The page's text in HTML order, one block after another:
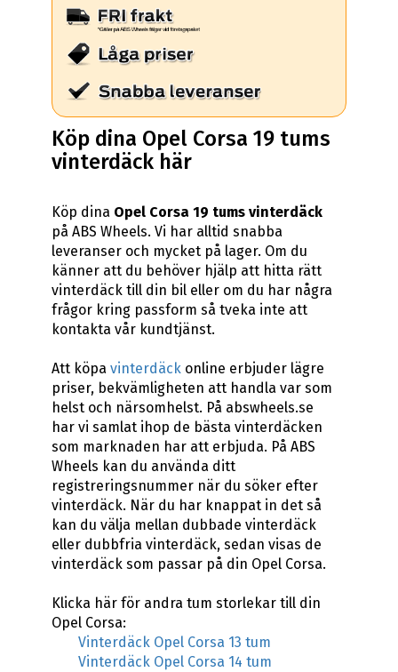
Köp dina Opel Corsa 19 tums
vinterdäck här
Köp dina Opel Corsa 19 tums vinterdäck
på ABS Wheels. Vi har alltid snabba
leveranser och mycket på lager. Om du
känner att du behöver hjälp att hitta rätt
vinterdäck till din bil eller om du har några
frågor kring passform så tveka inte att
kontakta vår kundtjänst.
Att köpavinterdäck online erbjuder lägre
priser, bekvämligheten att handla var som
helst och närsomhelst. På abswheels.se
har vi samlat ihop de bästa vinterdäcken
som marknaden har att erbjuda. På ABS
Wheels kan du använda ditt
registreringsnummer när du söker efter
vinterdäck. När du har knappat in det så
kan du välja mellan dubbade vinterdäck
eller dubbfria vinterdäck, sedan visas de
vinterdäck som passar på din Opel Corsa.
Klicka här för andra tum storlekar till din
Opel Corsa:
Vinterdäck Opel Corsa 13 tum
Vinterdäck Opel Corsa 14 tum